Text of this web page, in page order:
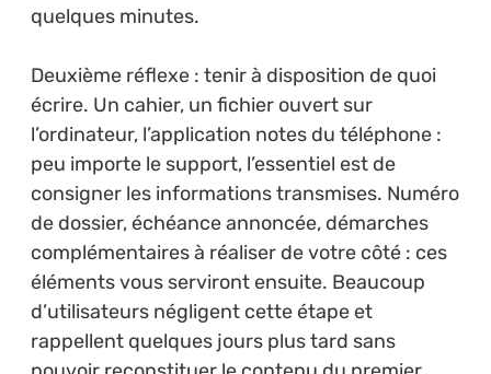
quelques minutes.
Deuxième réflexe : tenir à disposition de quoi
écrire. Un cahier, un fichier ouvert sur
l’ordinateur, l’application notes du téléphone :
peu importe le support, l’essentiel est de
consigner les informations transmises. Numéro
de dossier, échéance annoncée, démarches
complémentaires à réaliser de votre côté : ces
éléments vous serviront ensuite. Beaucoup
d’utilisateurs négligent cette étape et
rappellent quelques jours plus tard sans